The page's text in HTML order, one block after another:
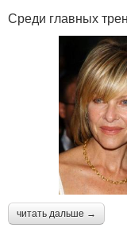
Среди главных
читать дальше →